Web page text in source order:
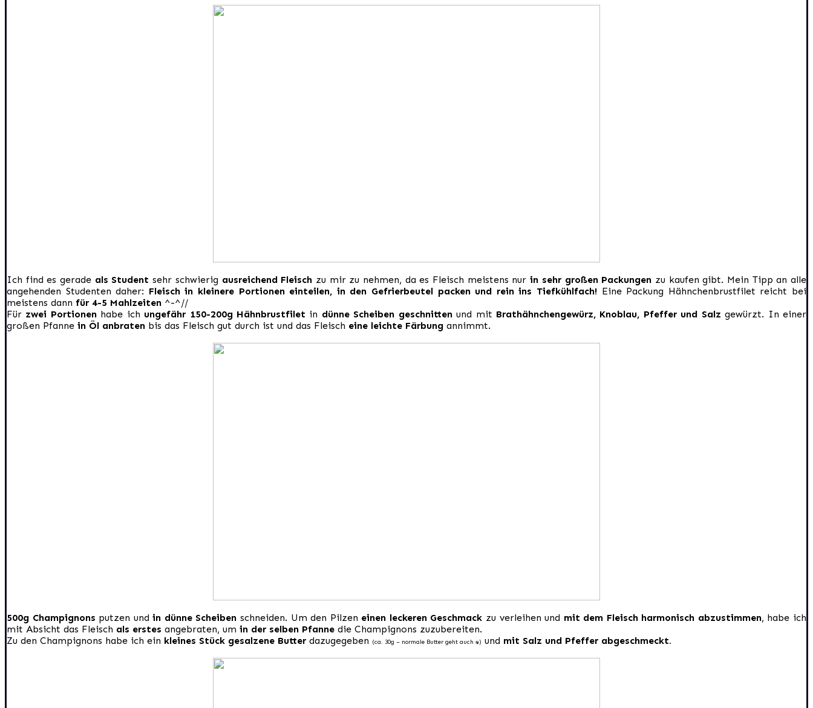
Ich find es gerade als Student sehr schwierig ausreichend Fleisch zu mir zu nehmen, da es Fleisch meistens nurin sehr großen Packungen zu kaufen gibt. Mein Tipp an alle
angehenden Studenten daher: Fleisch in kleinere Portionen einteilen, in den Gefrierbeutel packen und rein ins Tiefkühlfach! Eine Packung Hähnchenbrustfilet reicht bei
meistens dann für 4-5 Mahlzeiten ^-^//
Für zwei Portionenhabe ich ungefähr 150-200g Hähnbrustfilet in dünne Scheiben geschnittenund mit Brathähnchengewürz, Knoblau, Pfeffer und Salzgewürzt. In einer
großen Pfanne in Öl anbraten bis das Fleisch gut durch ist und das Fleisch eine leichte Färbung annimmt.
500g Champignons putzen undin dünne Scheiben schneiden. Um den Pilzen einen leckeren Geschmack zu verleihen und mit dem Fleisch harmonisch abzustimmen, habe ich
mit Absicht das Fleisch als erstes angebraten, um in der selben Pfanne die Champignons zuzubereiten.
Zu den Champignons habe ich ein kleines Stück gesalzene Butter dazugegeben (ca. 30g – normale Butter geht auch :D) und mit Salz und Pfeffer abgeschmeckt.